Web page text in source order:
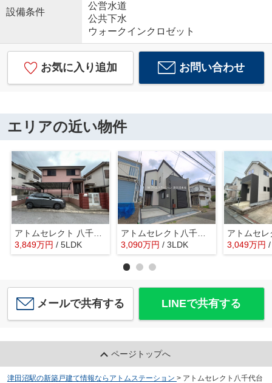
設備条件
公営水道
公共下水
ウォークインクロゼット
お気に入り追加 お問い合わせ
エリアの近い物件
アトムセレクト 八千代市大和田新田 中古戸建て
3,849万円 / 5LDK
アトムセレクト八千代市大和田新田２６期１棟 １号棟
3,090万円 / 3LDK 3,049万円
メールで共有する LINEで共有する
ページトップへ
津田沼駅の新築戸建て情報ならアトムステーション > アトムセレクト八千代台